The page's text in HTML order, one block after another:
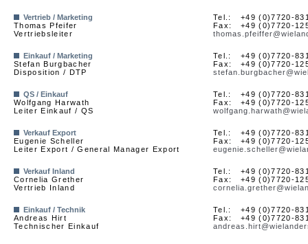
Vertrieb / Marketing
Thomas Pfeifer
Vertriebsleiter
Tel.:
+49 (0)7720-
Fax:
+49 (0)7720-
Einkauf / Marketing
Stefan Burgbacher
Disposition / DTP
Tel.:
+49 (0)7720-
Fax:
+49 (0)7720-
QS / Einkauf
Wolfgang Harwath
Leiter Einkauf / QS
Tel.:
+49 (0)7720-
Fax:
+49 (0)7720-
Verkauf Export
Eugenie Scheller
Leiter Export / General Manager Export
Tel.:
+49 (0)7720-
Fax:
+49 (0)7720-
Verkauf Inland
Cornelia Grether
Vertrieb Inland
Tel.:
+49 (0)7720-
Fax:
+49 (0)7720-
Einkauf / Technik
Andreas Hirt
Technischer Einkauf
Tel.:
+49 (0)7720-
Fax:
+49 (0)7720-